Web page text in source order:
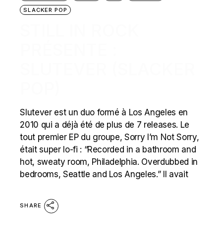
SLACKER POP
Slutever est un duo formé à Los Angeles en
2010 qui a déjà été de plus de 7 releases. Le
tout premier EP du groupe, Sorry I’m Not Sorry,
était super lo-fi : “Recorded in a bathroom and
hot, sweaty room, Philadelphia. Overdubbed in
bedrooms, Seattle and Los Angeles.” Il avait
SHARE